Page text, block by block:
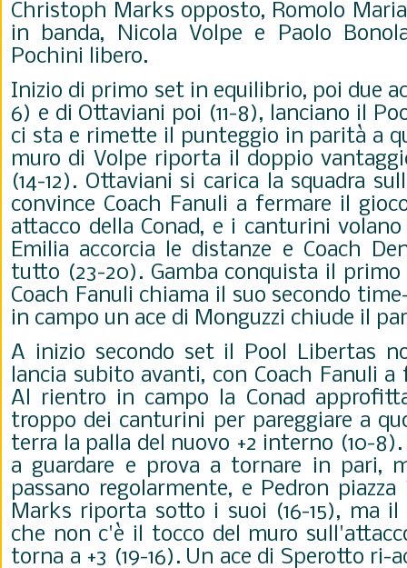
Christoph Marks opposto, Romolo
in banda, Nicola Volpe e Paolo
Pochini libero.
Inizio di primo set in equilibrio, poi due
6) e di Ottaviani poi (11-8), lanciano il
ci sta e rimette il punteggio in parità a
muro di Volpe riporta il doppio
(14-12). Ottaviani si carica la squadra
convince Coach Fanuli a fermare il
attacco della Conad, e i canturini volano
Emilia accorcia le distanze e Coach
tutto (23-20). Gamba conquista il
Coach Fanuli chiama il suo secondo
in campo un ace di Monguzzi chiude il
A inizio secondo set il Pool Libertas
lancia subito avanti, con Coach Fanuli
Al rientro in campo la Conad
troppo dei canturini per pareggiare a
terra la palla del nuovo +2 interno (10-
a guardare e prova a tornare in pari,
passano regolarmente, e Pedron piazza
Marks riporta sotto i suoi (16-15), ma il
che non c'è il tocco del muro
torna a +3 (19-16). Un ace di Sperotto ri-